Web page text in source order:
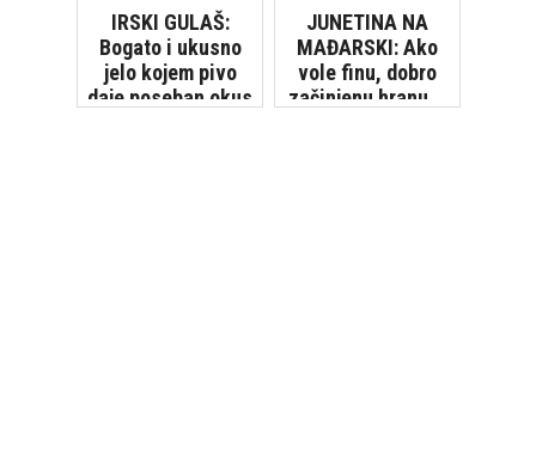
sastojaka
IRSKI GULAŠ:
Bogato i ukusno
jelo kojem pivo
daje poseban okus
JUNETINA NA
MAĐARSKI: Ako
vole finu, dobro
začinjenu hranu...